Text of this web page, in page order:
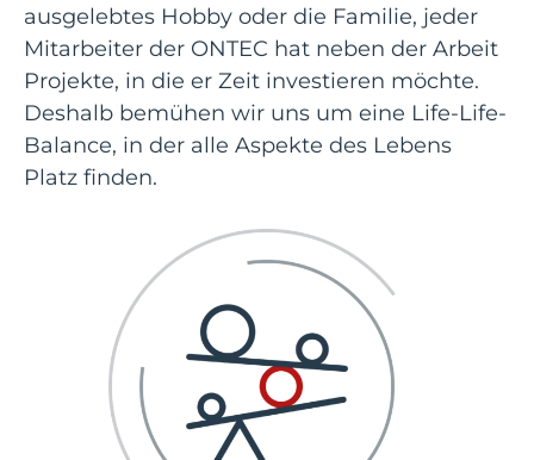
ausgelebtes Hobby oder die Familie, jeder
Mitarbeiter der ONTEC hat neben der Arbeit
Projekte, in die er Zeit investieren möchte.
Deshalb bemühen wir uns um eine Life-Life-
Balance, in der alle Aspekte des Lebens
Platz finden.